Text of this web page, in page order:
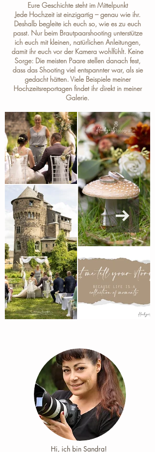
Eure Geschichte steht im Mittelpunkt
Jede Hochzeit ist einzigartig – genau wie ihr.
Deshalb begleite ich euch so, wie es zu euch
passt. Nur beim Brautpaarshooting unterstütze
ich euch mit kleinen, natürlichen Anleitungen,
damit ihr euch vor der Kamera wohlfühlt. Keine
Sorge: Die meisten Paare stellen danach fest,
dass das Shooting viel entspannter war, als sie
gedacht hätten. Viele Beispiele meiner
Hochzeitsreportagen findet ihr direkt in meiner
Galerie.
Hi, ich bin Sandra! ​